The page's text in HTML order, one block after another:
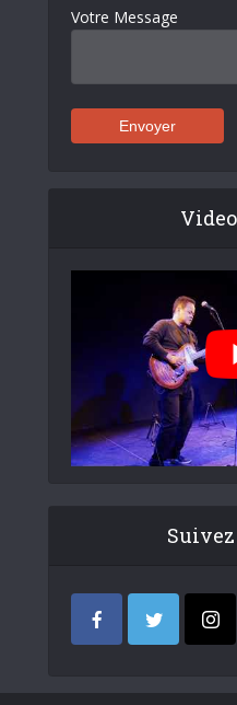
Votre Message